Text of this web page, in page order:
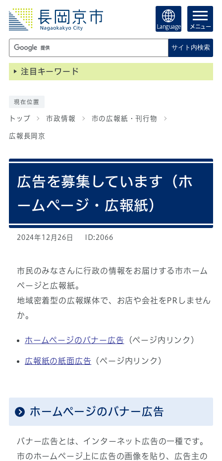
Language メニュー
サイト内検索
注目キーワード
現在位置
トップ 市政情報 市の広報紙・刊行物
広報長岡京
広告を募集しています（ホ
ームページ・広報紙）
2024年12月26日 ID:2066
市民のみなさんに行政の情報をお届けする市ホーム
ページと広報紙。
地域密着型の広報媒体で、お店や会社をPRしません
か。
ホームページのバナー広告 （ページ内リンク）
広報紙の紙面広告 （ページ内リンク）
ホームページのバナー広告
バナー広告とは、インターネット広告の一種です。
市のホームページ上に広告の画像を貼り、広告主の